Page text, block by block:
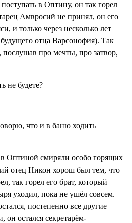
в Оптину, он так горел
Амвросий не принял, он его
и только через несколько лет
отца Варсонофия). Так
про мечты, про затвор,
не будете?
что и в баню ходить
в Оптиной смиряли особо горящих
отец Никон хорош был тем, что
так горел его брат, который
уходил, пока не ушёл совсем.
постепенно все другие
он остался секретарём-